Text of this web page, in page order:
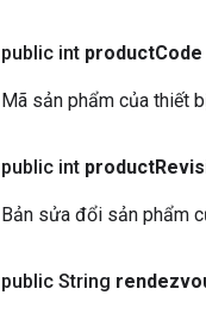
public int productCode
Mã sản phẩm của thiết
public int product
Bản sửa đổi sản phẩm
public String